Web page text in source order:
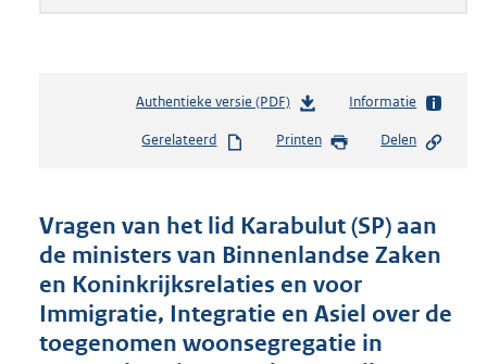
Authentieke versie (PDF)b
s
n
d
s
g
r
o
Informatie
Gerelateerd Printen Delen
Vragen van het lid Karabulut (SP) aan
de ministers van Binnenlandse Zaken
en Koninkrijksrelaties en voor
Immigratie, Integratie en Asiel over de
toegenomen woonsegregatie in